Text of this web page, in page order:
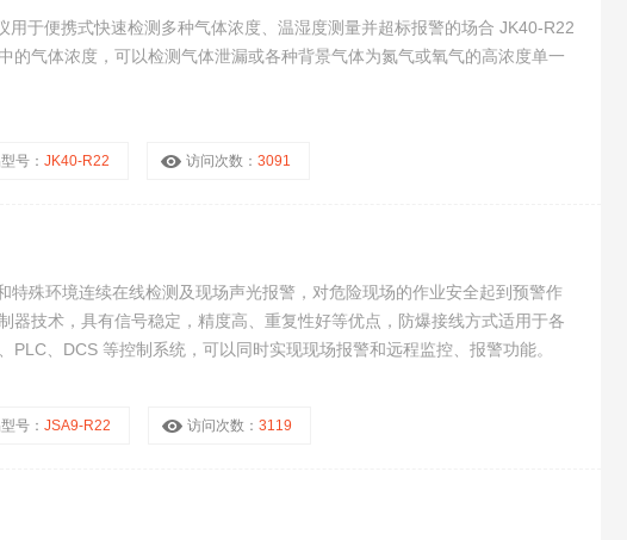
用于便携式快速检测多种气体浓度、温湿度测量并超标报警的场合 JK40-R22
的气体浓度，可以检测气体泄漏或各种背景气体为氮气或氧气的高浓度单一
号：JK40-R22 访问次数：3091
特殊环境连续在线检测及现场声光报警，对危险现场的作业安全起到预警作
器技术，具有信号稳定，精度高、重复性好等优点，防爆接线方式适用于各
PLC、DCS 等控制系统，可以同时实现现场报警和远程监控、报警功能。
号：JSA9-R22 访问次数：3119